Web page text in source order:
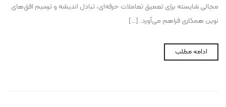
مجالی شایسته برای تعمیق تعاملات حرفه‌ای، تبادل اندیشه و ترسیم افق‌های
نوین همکاری فراهم می‌آورد. […]
ادامه مطلب